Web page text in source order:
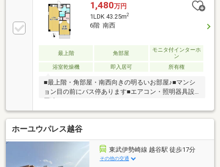
好◆南西向きにつき陽当り、通風、眺望良好◆作り置
きができる3口コンロのシステムキッチン◆快適な暮
らしに欠かせない温水洗浄便座付き〈担当〉五味
1,480万円
1LDK 43.25m2
6階 南西
最上階 角部屋
モニタ付インターホ
ン
浴室乾燥機
即入居可 所有権
■最上階・角部屋・南西向きの明るいお部屋♪■マンシ
ョン目の前にバス停あります■エアコン・照明器具設
ホーユウパレス越谷
東武伊勢崎線 越谷駅 徒歩17分
その他の交通